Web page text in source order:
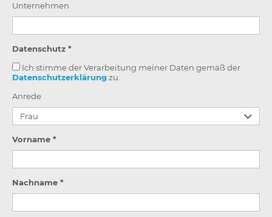
Unternehmen
Datenschutz *
Ich stimme der Verarbeitung meiner Daten gemäß der
Datenschutzerklärungzu.
Anrede
Vorname *
Nachname *